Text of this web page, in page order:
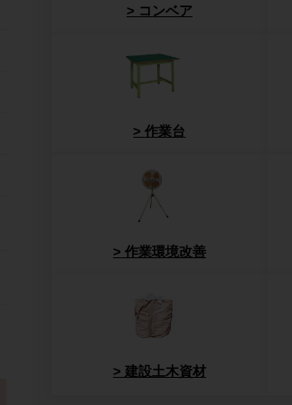
コンベア
作業台
作業環境改善
建設土木資材